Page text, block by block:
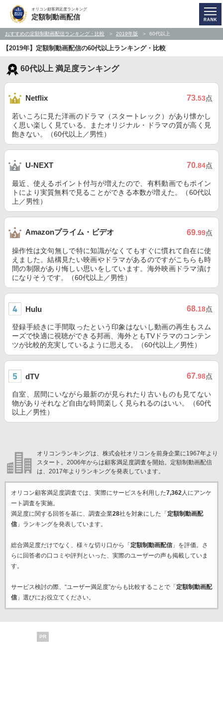
オリコン顧客満足度ランキング
定額制動画配信
おすすめの定額制動画配信ランキング・比較 2019年版 60代以上
【2019年】定額制動画配信の60代以上ランキング・比較
60代以上 満足度ランキング
Netflix 73.53点
若いころに見た洋画のドラマ（スタートレック）があり懐かし
く思い楽しく見ている。またオリジナル・ドラマの質が高く見
飽きない。（60代以上／男性）
U-NEXT 70.84点
最近、使えるポイント付与が増えたので、有料動画でもポイン
トにより実質無料で見ることができる本数が増えた。（60代以
上／男性）
Amazonプライム・ビデオ 69.99点
操作性は文句無しで特に知識がなくてもすぐに慣れて自在に使
えました。結構見たい映画やドラマがあるのですがこちらも時
間の制限があり悔しい思いをしています。海外映画ドラマ漬け
になりそうです。（60代以上／男性）
Hulu 68.18点
登録手続きに手間取ったという印象はないし動画の再生もスム
ーズで快適に視聴ができる邦画、海外ともTVドラマのコンテン
ツが比較的充実しているように思える。（60代以上／男性）
dTV 67.98点
自室、居間にいながら最新のが見られたり古いものも見てない
物がありそれなど自由な時間楽しく見られるのはいい。（60代
以上／男性）
オリコンランキングは、株式会社オリコンを前身企業に1967年より
スタート。2006年からは顧客満足度調査を開始。定額制動画配信
は、2017年よりランキングを発表しています。
オリコン顧客満足度調査では、実際にサービスを利用した7,362人にアンケ
ート調査を実施。
満足度に関する回答を基に、調査企業28社を対象にした「 定額制動画配
信」ランキングを発表しています。
総合満足度だけでなく、様々な切り口から「 定額制動画配信」を評価。さ
らに回答者の口コミや評判といった、実際のユーザーの声も掲載していま
す。
サービス検討の際、“ユーザー満足度”からも比較することで「 定額制動画配
信」選びにお役立てください。
PR